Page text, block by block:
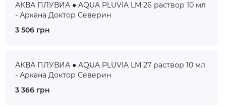
АКВА ПЛУВИА ● AQUA PLUVIA LM 26 раствор 10 мл
- Аркана Доктор Северин
3 506 грн
АКВА ПЛУВИА ● AQUA PLUVIA LM 27 раствор 10 мл
- Аркана Доктор Северин
3 366 грн